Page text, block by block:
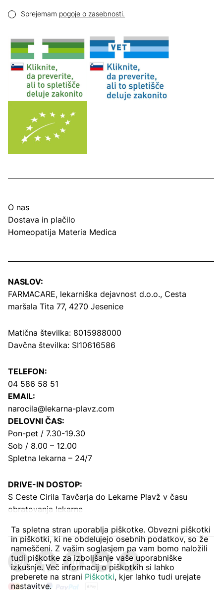
Pogoji zasebnosti
Sprejemam pogoje o zasebnosti.
O nas
Dostava in plačilo
Homeopatija Materia Medica
NASLOV:
FARMACARE, lekarniška dejavnost d.o.o., Cesta
maršala Tita 77, 4270 Jesenice
Matična številka: 8015988000
Davčna številka: SI10616586
TELEFON:
04 586 58 51
EMAIL:
narocila@lekarna-plavz.com
DELOVNI ČAS:
Pon-pet / 7.30-19.30
Sob / 8.00 – 12.00
Spletna lekarna – 24/7
DRIVE-IN DOSTOP:
S Ceste Cirila Tavčarja do Lekarne Plavž v času
obratovanja lekarne
Ta spletna stran uporablja piškotke. Obvezni piškotki
in piškotki, ki ne obdelujejo osebnih podatkov, so že
nameščeni. Z vašim soglasjem pa vam bomo naložili
tudi piškotke za izboljšanje vaše uporabniške
izkušnje. Več informacij o piškotkih si lahko
preberete na strani Piškotki, kjer lahko tudi urejate
nastavitve.